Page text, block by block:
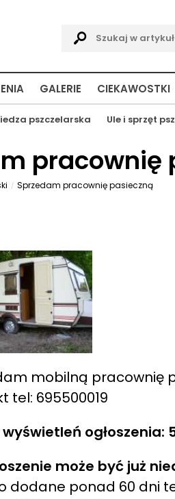
pszczelarska Ule i sprzęt
GALERIE CIEKAWOSTKI
pracownię
Sprzedam pracownię pasieczną
mobilną pracownię
tel: 695500019
ogłoszenia:
może być już
dodane ponad 60 dni